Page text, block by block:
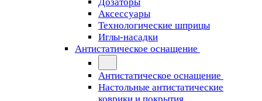
Аксессуары
Технологические шприцы
Иглы-насадки
Антистатическое оснащение
Антистатическое оснащение
Настольные антистатические
коврики и покрытия